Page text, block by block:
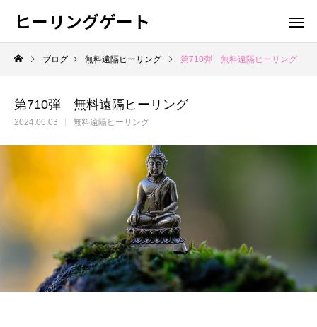
ヒーリングゲート
ブログ 無料遠隔ヒーリング 第710弾 無料遠隔ヒーリング
第710弾 無料遠隔ヒーリング
2024.06.03 無料遠隔ヒーリング